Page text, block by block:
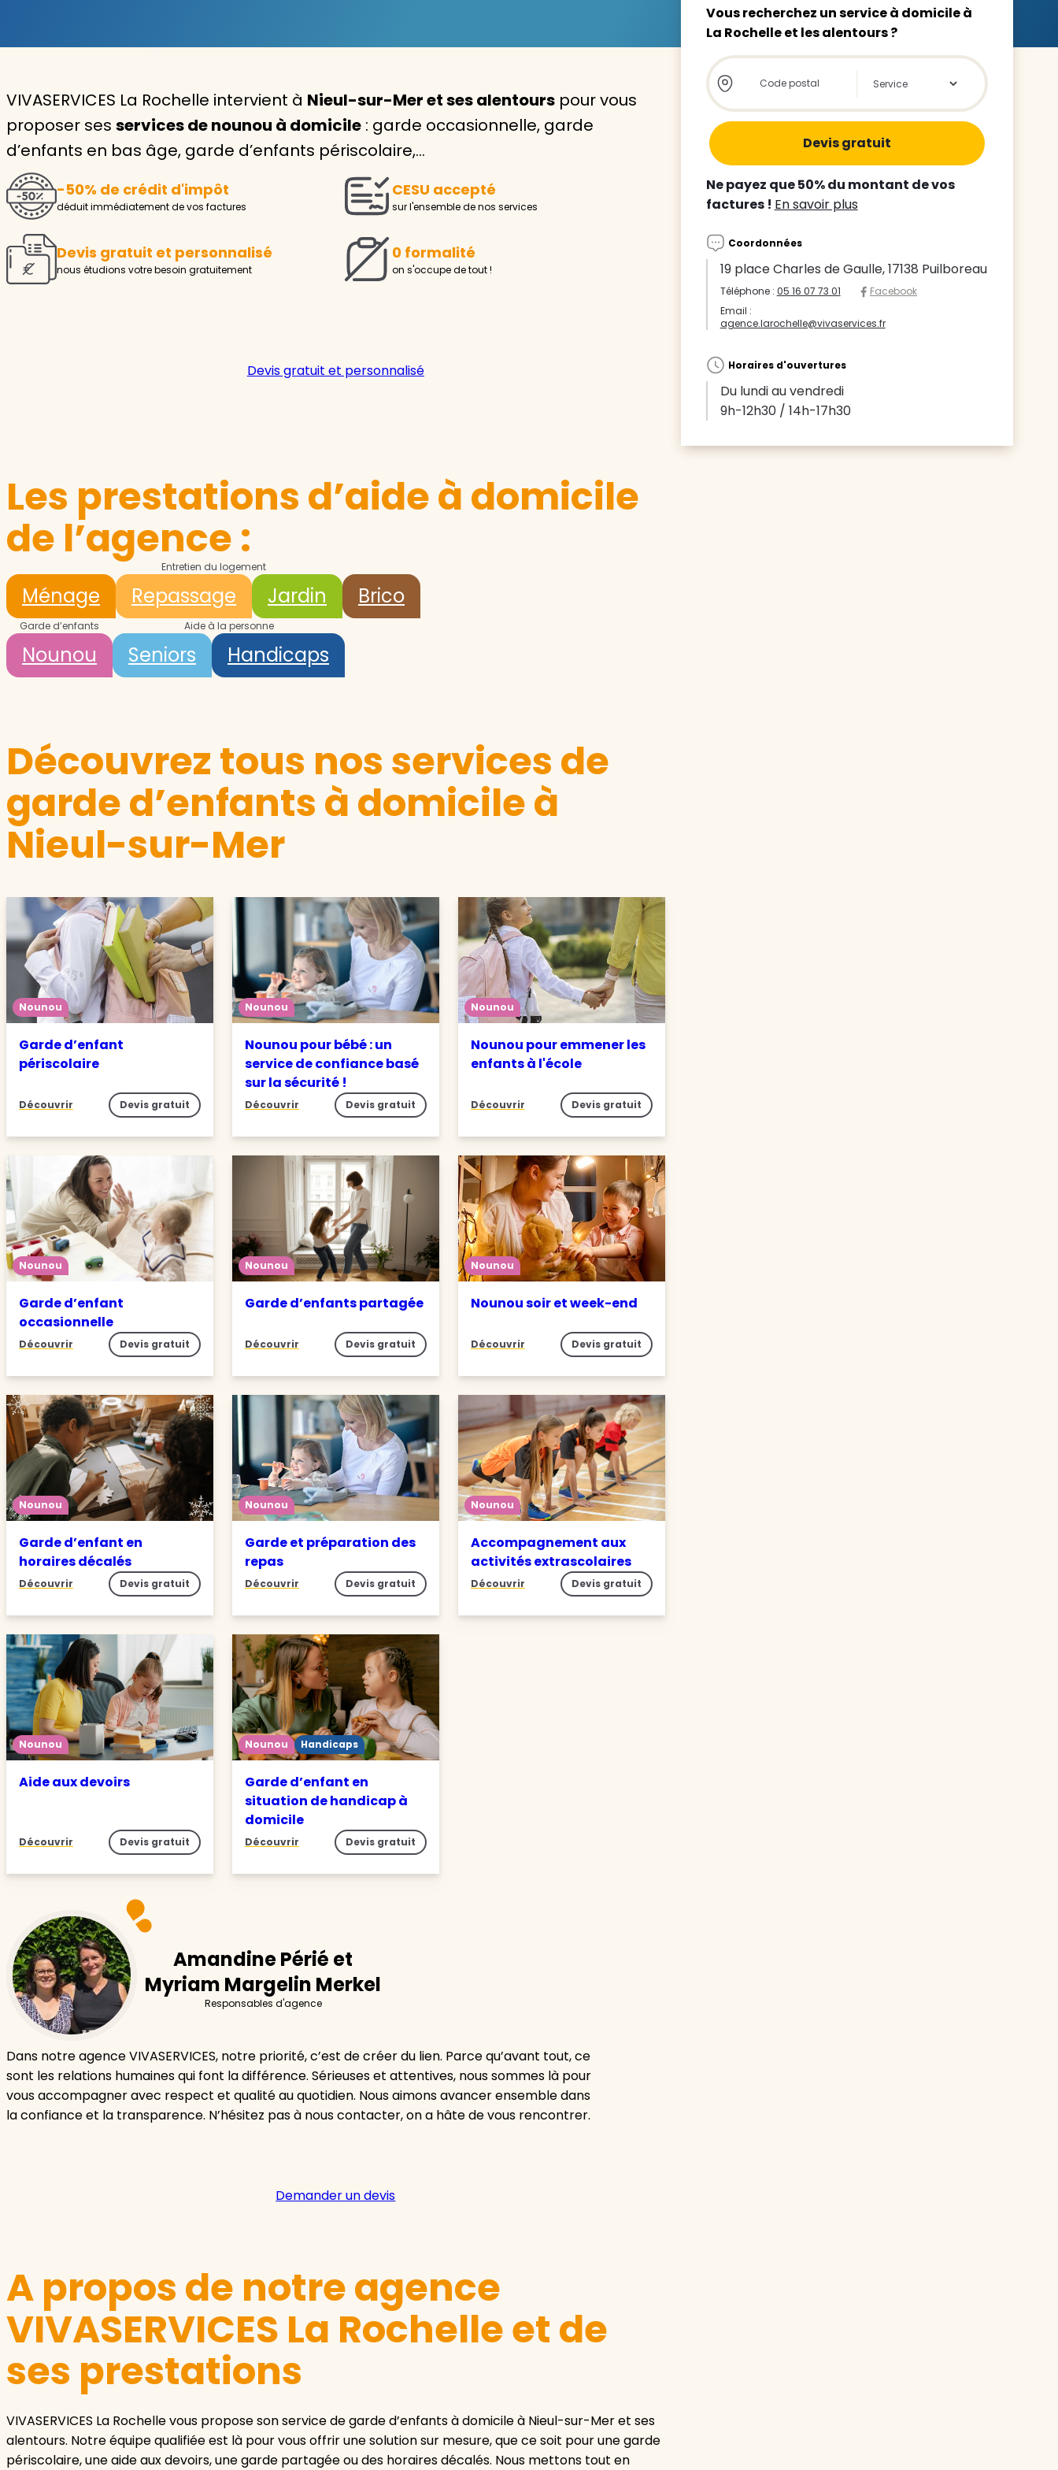
Aide à la personne
Seniors
Handicaps
Voir tous les services
Avec VIVASERVICES, trouvez le
service à domicile qui vous
Pour l’entretien de votre logement, la garde de votre enfant
ou l’accompagnement d’un parent, nos intervenants à
Demander un devis gratuit
Trouver mon agence
VIVASERVICES La Rochelle intervient à Nieul-sur-Mer et ses alentours pour vous
proposer ses services de nounou à domicile : garde occasionnelle, garde
d’enfants en bas âge, garde d’enfants périscolaire,…
-50% de crédit d'impôt
déduit immédiatement de vos factures
CESU accepté
sur l'ensemble de nos services
Devis gratuit et personnalisé
nous étudions votre besoin gratuitement
0 formalité
on s'occupe de tout !
Devis gratuit et personnalisé
Les prestations d’aide à domicile
de l’agence :
Entretien du logement
Ménage Repassage Jardin Brico
Garde d’enfants
Nounou
Aide à la personne
Seniors Handicaps
Découvrez tous nos services de
garde d’enfants à domicile à
Nieul-sur-Mer
Nounou
Garde d’enfant
périscolaire
Découvrir Devis gratuit
Nounou
Nounou pour bébé : un
service de confiance basé
sur la sécurité !
Découvrir Devis gratuit
Nounou
Nounou pour emmener les
enfants à l'école
Découvrir Devis gratuit
Nounou
Garde d’enfant
occasionnelle
Découvrir Devis gratuit
Nounou
Garde d’enfants partagée
Découvrir Devis gratuit
Nounou
Nounou soir et week-end
Découvrir Devis gratuit
Nounou
Garde d’enfant en
horaires décalés
Découvrir Devis gratuit
Nounou
Garde et préparation des
repas
Découvrir Devis gratuit
Nounou
Accompagnement aux
activités extrascolaires
Découvrir Devis gratuit
Nounou
Aide aux devoirs
Découvrir Devis gratuit
Nounou Handicaps
Garde d’enfant en
situation de handicap à
domicile
Découvrir Devis gratuit
Amandine Périé et
Myriam Margelin Merkel
Responsables d'agence
Dans notre agence VIVASERVICES, notre priorité, c’est de créer du lien. Parce qu’avant tout, ce
sont les relations humaines qui font la différence. Sérieuses et attentives, nous sommes là pour
vous accompagner avec respect et qualité au quotidien. Nous aimons avancer ensemble dans
la confiance et la transparence. N’hésitez pas à nous contacter, on a hâte de vous rencontrer.
Demander un devis
A propos de notre agence
VIVASERVICES La Rochelle et de
ses prestations
VIVASERVICES La Rochelle vous propose son service de garde d’enfants à domicile à Nieul-sur-Mer et ses
alentours. Notre équipe qualifiée est là pour vous offrir une solution sur mesure, que ce soit pour une garde
périscolaire, une aide aux devoirs, une garde partagée ou des horaires décalés. Nous mettons tout en
Vous recherchez un service à domicile à
La Rochelle et les alentours ?
Store locator global - Autocompletion
Rechercher
Ne payez que 50% du montant de vos
factures ! En savoir plus
Coordonnées
19 place Charles de Gaulle, 17138 Puilboreau
Téléphone : 05 16 07 73 01
Facebook
Email :
agence.larochelle@vivaservices.fr
Horaires d'ouvertures
Du lundi au vendredi
9h-12h30 / 14h-17h30